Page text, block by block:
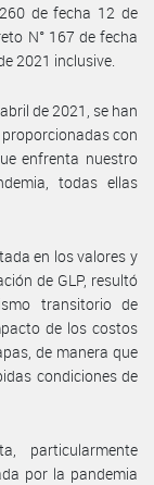
de fecha 12 de
N° 167 de fecha
2021 inclusive.
de 2021, se han
con
enfrenta nuestro
todas ellas
en los valores y
de GLP, resultó
transitorio de
de los costos
de manera que
condiciones de
particularmente
por la pandemia